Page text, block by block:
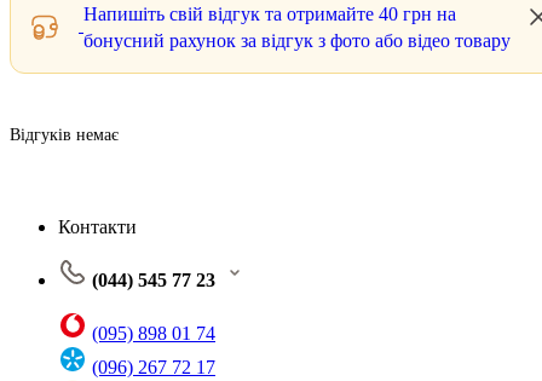
Напишіть свій відгук та отримайте 40 грн на
бонусний рахунок за відгук з фото або відео товару
Відгуків немає
Контакти
(044) 545 77 23
(095) 898 01 74
(096) 267 72 17